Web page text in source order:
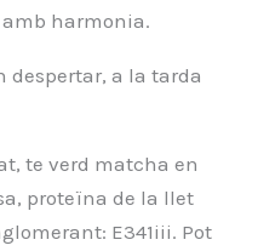
harmonia.
despertar, a la tarda
te verd matcha en
proteïna de la llet
E341iii. Pot